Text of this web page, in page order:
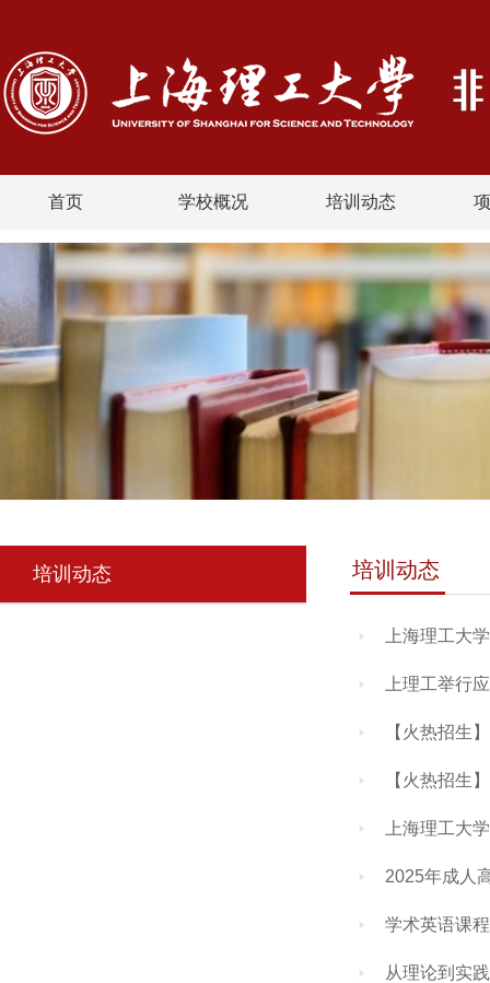
首页 学校概况 培训动态
培训动态 培训动态
󰄤 上海理工大
󰄤 上理工举行
󰄤 【火热招生
󰄤 【火热招生
󰄤 上海理工大
󰄤 2025年成人
󰄤 学术英语课
󰄤 从理论到实